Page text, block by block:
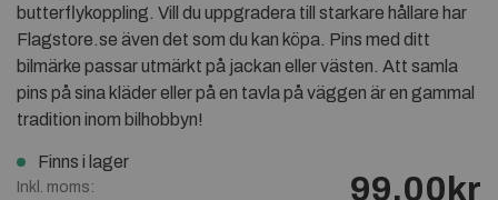
butterflykoppling. Vill du uppgradera till starkare hållare har
Flagstore.se även det som du kan köpa. Pins med ditt
bilmärke passar utmärkt på jackan eller västen. Att samla
pins på sina kläder eller på en tavla på väggen är en gammal
tradition inom bilhobbyn!
Finns i lager
Inkl. moms: 99,00kr